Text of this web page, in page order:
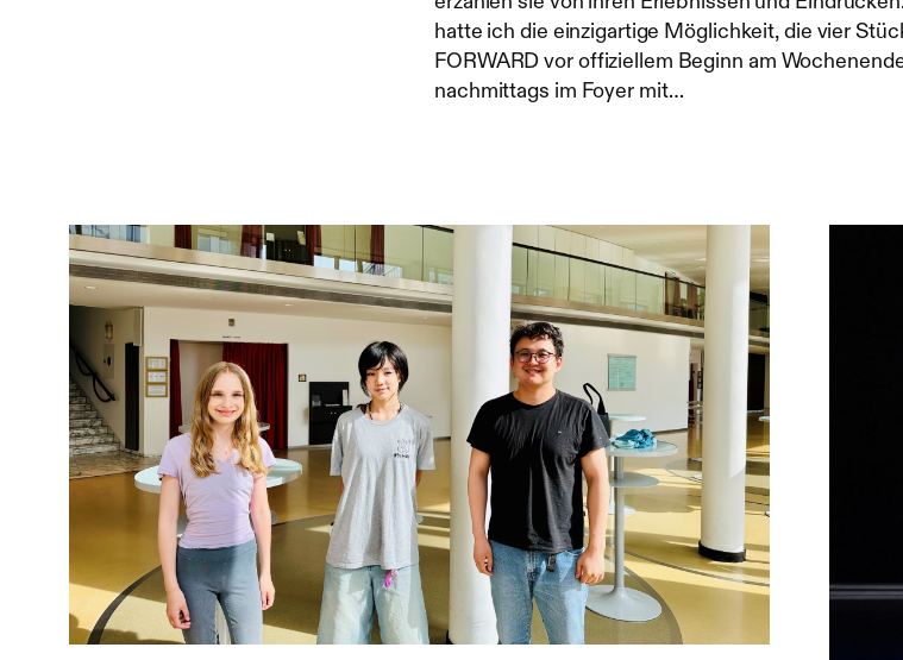
hatte ich die einzigartige Möglichkeit, die vier
FORWARD vor offiziellem Beginn am
nachmittags im Foyer mit…